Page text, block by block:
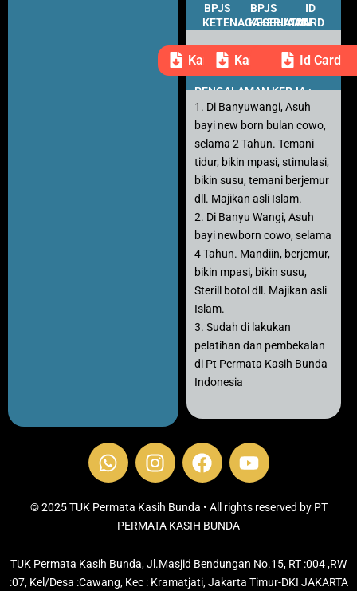
BPJS
KETENAGAKERJAAN
BPJS
KESEHATAN
ID
CARD
Kartu PesertaKartu PesertaId Card
PENGALAMAN KERJA :
1. Di Banyuwangi, Asuh
bayi new born bulan cowo,
selama 2 Tahun. Temani
tidur, bikin mpasi, stimulasi,
bikin susu, temani berjemur
dll. Majikan asli Islam.
2. Di Banyu Wangi, Asuh
bayi newborn cowo, selama
4 Tahun. Mandiin, berjemur,
bikin mpasi, bikin susu,
Sterill botol dll. Majikan asli
Islam.
3. Sudah di lakukan
pelatihan dan pembekalan
di Pt Permata Kasih Bunda
Indonesia
W
h
t
p
I
n
t
a
r
F
a
e
b
o
Y
o
t
e
© 2025 TUK Permata Kasih Bunda • All rights reserved by PT
PERMATA KASIH BUNDA
TUK Permata Kasih Bunda, Jl.Masjid Bendungan No.15, RT :004 ,RW
:07, Kel/Desa :Cawang, Kec : Kramatjati, Jakarta Timur-DKI JAKARTA